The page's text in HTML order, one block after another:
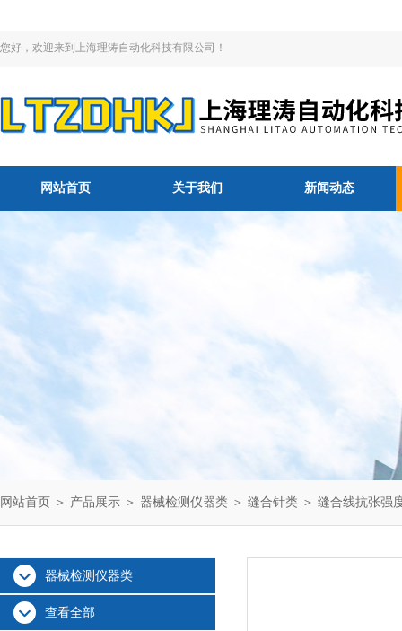
您好，欢迎来到上海理涛自动化科技有限公司！
网站首页 关于我们 新闻动态
网站首页 ＞ 产品展示 ＞ 器械检测仪器类 ＞ 缝合针类 ＞ 缝合线抗张强
器械检测仪器类
查看全部